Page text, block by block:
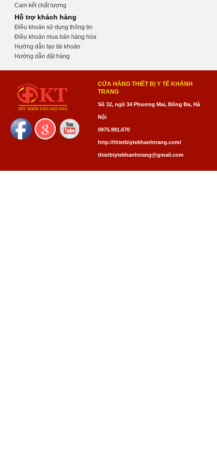
Cam kết chất lượng
Hỗ trợ khách hàng
Điều khoản sử dụng thông tin
Điều khoản mua bán hàng hóa
Hướng dẫn tạo tài khoản
Hướng dẫn đặt hàng
CỬA HÀNG THIẾT BỊ Y TẾ KHÁNH
TRANG
Số 32, ngõ 34 Phương Mai, Đống Đa, Hà
Nội
0975.991.670
http://thietbiytekhanhtrang.com/
thietbiytekhanhtrang@gmail.com